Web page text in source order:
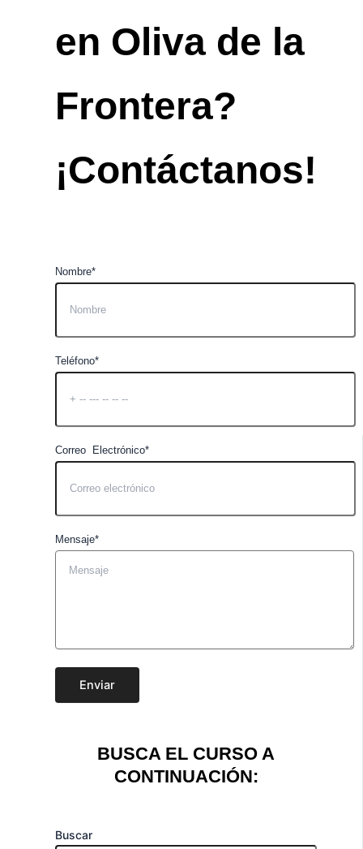
en Oliva de la
Frontera?
¡Contáctanos!
Nombre*
Teléfono*
Correo Electrónico*
Mensaje*
Enviar
BUSCA EL CURSO A
CONTINUACIÓN:
Buscar